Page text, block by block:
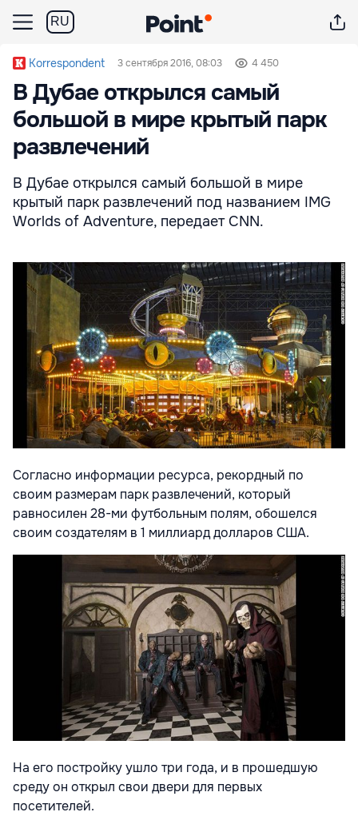
RU
Korrespondent 3 сентября 2016, 08:03 4 450
В Дубае открылся самый
большой в мире крытый парк
развлечений
В Дубае открылся самый большой в мире
крытый парк развлечений под названием IMG
Worlds of Adventure, передает CNN.
Согласно информации ресурса, рекордный по
своим размерам парк развлечений, который
равносилен 28-ми футбольным полям, обошелся
своим создателям в 1 миллиард долларов США.
На его постройку ушло три года, и в прошедшую
среду он открыл свои двери для первых
посетителей.